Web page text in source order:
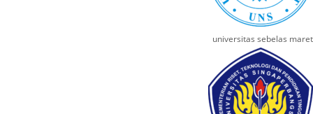
universitas sebelas maret